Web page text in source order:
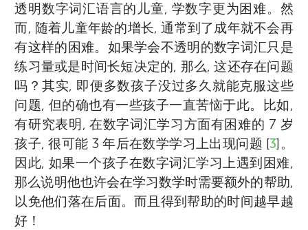
透明数字词汇语言的儿童, 学数字更为困难。然
而, 随着儿童年龄的增长, 通常到了成年就不会再
有这样的困难。如果学会不透明的数字词汇只是
练习量或是时间长短决定的, 那么, 这还存在问题
吗？其实, 即便多数孩子没过多久就能克服这些
问题, 但的确也有一些孩子一直苦恼于此。比如,
有研究表明, 在数字词汇学习方面有困难的 7 岁
孩子, 很可能 3 年后在数学学习上出现问题 [3]。
因此, 如果一个孩子在数字词汇学习上遇到困难,
那么说明他也许会在学习数学时需要额外的帮助,
以免他们落在后面。而且得到帮助的时间越早越
好！